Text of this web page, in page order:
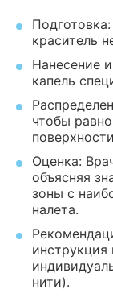
краситель
Нанесение
капель
чтобы
Оценка:
объясняя
зоны с
налета.
инструкция
нити).